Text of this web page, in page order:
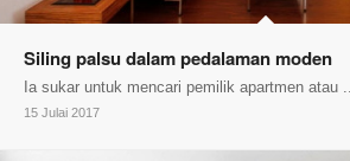
Siling palsu dalam pedalaman moden
Ia sukar untuk mencari pemilik apartmen atau ...
15 Julai 2017